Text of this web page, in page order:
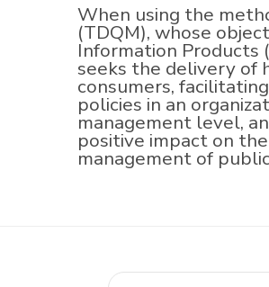
When using the
(TDQM), whose
Information Products
seeks the delivery of
consumers,
policies in an
management level,
positive impact on
management of